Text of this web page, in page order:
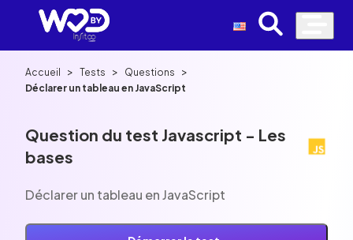
Accueil > Tests > Questions >
Déclarer un tableau en JavaScript
Question du test Javascript - Les
bases
Déclarer un tableau en JavaScript